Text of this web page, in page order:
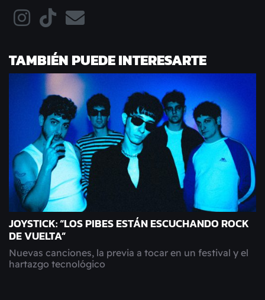
TAMBIÉN PUEDE INTERESARTE
JOYSTICK: “LOS PIBES ESTÁN ESCUCHANDO ROCK
DE VUELTA”
Nuevas canciones, la previa a tocar en un festival y el
hartazgo tecnológico